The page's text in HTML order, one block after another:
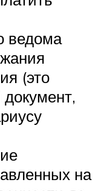
ведома
(это
на